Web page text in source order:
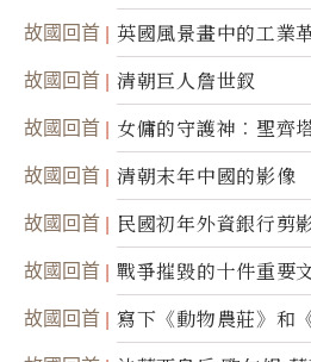
故國回首 英國風景畫中的工業
故國回首 清朝巨人詹世釵
故國回首 女傭的守護神︰聖齊
故國回首 清朝末年中國的影像
故國回首 民國初年外資銀行剪
故國回首 戰爭摧毀的十件重要
故國回首
寫下《動物農莊》和
家喬治．歐威爾